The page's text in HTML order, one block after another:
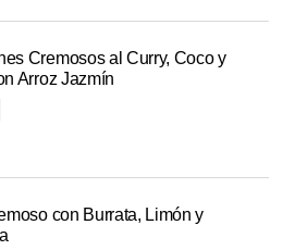
Cremosos al Curry, Coco y
Arroz Jazmín
con Burrata, Limón y